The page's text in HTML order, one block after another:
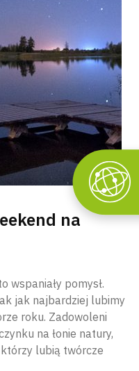
na
wspaniały pomysł.
jak najbardziej lubimy
roku. Zadowoleni
na łonie natury,
lubią twórcze